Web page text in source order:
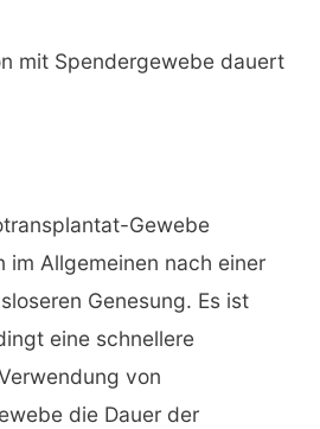
mit Spendergewebe dauert
Gewebe
im Allgemeinen nach einer
Genesung. Es ist
eine schnellere
von
die Dauer der